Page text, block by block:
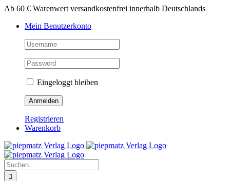
Zum
springen
Ab 60 € Warenwert versandkostenfrei innerhalb Deutschlands
Mein Benutzerkonto
Eingeloggt bleiben
Registrieren
Warenkorb
Suche
nach: